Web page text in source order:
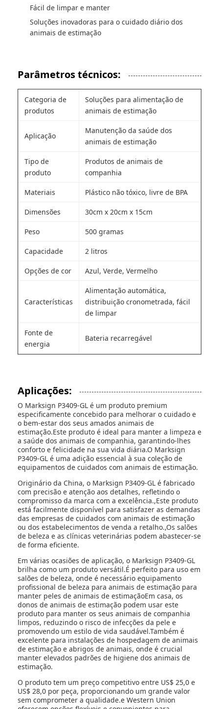
Fácil de limpar e manter
Soluções inovadoras para o cuidado diário dos
animais de estimação
Parâmetros técnicos:
Categoria de
produtos
Soluções para alimentação de
animais de estimação
Aplicação
Manutenção da saúde dos
animais de estimação
Tipo de
produto
Produtos de animais de
companhia
Materiais Plástico não tóxico, livre de BPA
Dimensões 30cm x 20cm x 15cm
Peso 500 gramas
Capacidade 2 litros
Opções de cor Azul, Verde, Vermelho
Características
Alimentação automática,
distribuição cronometrada, fácil
de limpar
Fonte de
energia
Bateria recarregável
Aplicações:
O Marksign P3409-GL é um produto premium
especificamente concebido para melhorar o cuidado e
o bem-estar dos seus amados animais de
estimação.Este produto é ideal para manter a limpeza e
a saúde dos animais de companhia, garantindo-lhes
conforto e felicidade na sua vida diária.O Marksign
P3409-GL é uma adição essencial à sua coleção de
equipamentos de cuidados com animais de estimação.
Originário da China, o Marksign P3409-GL é fabricado
com precisão e atenção aos detalhes, refletindo o
compromisso da marca com a excelência.,Este produto
está facilmente disponível para satisfazer as demandas
das empresas de cuidados com animais de estimação
ou dos estabelecimentos de venda a retalho.,Os salões
de beleza e as clínicas veterinárias podem abastecer-se
de forma eficiente.
Em várias ocasiões de aplicação, o Marksign P3409-GL
brilha como um produto versátil.É perfeito para uso em
salões de beleza, onde é necessário equipamento
profissional de beleza para animais de estimação para
manter peles de animais de estimaçãoEm casa, os
donos de animais de estimação podem usar este
produto para manter os seus animais de companhia
limpos, reduzindo o risco de infecções da pele e
promovendo um estilo de vida saudável.Também é
excelente para instalações de hospedagem de animais
de estimação e abrigos de animais, onde é crucial
manter elevados padrões de higiene dos animais de
estimação.
O produto tem um preço competitivo entre US$ 25,0 e
US$ 28,0 por peça, proporcionando um grande valor
sem comprometer a qualidade.e Western Union